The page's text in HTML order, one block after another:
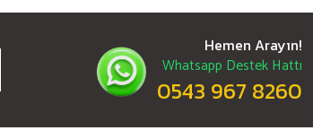
Hemen Arayın!
Whatsapp Destek Hattı
0543 967 8260